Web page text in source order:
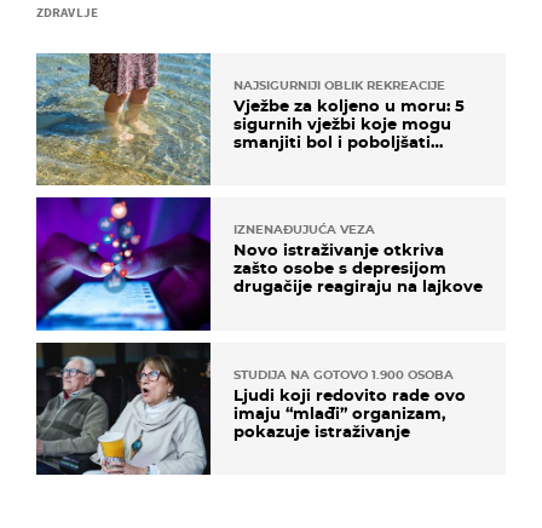
ZDRAVLJE
NAJSIGURNIJI OBLIK REKREACIJE
Vježbe za koljeno u moru: 5
sigurnih vježbi koje mogu
smanjiti bol i poboljšati
IZNENAĐUJUĆA VEZA
Novo istraživanje otkriva
zašto osobe s depresijom
drugačije reagiraju na lajkove
STUDIJA NA GOTOVO 1.900 OSOBA
Ljudi koji redovito rade ovo
imaju “mlađi” organizam,
pokazuje istraživanje